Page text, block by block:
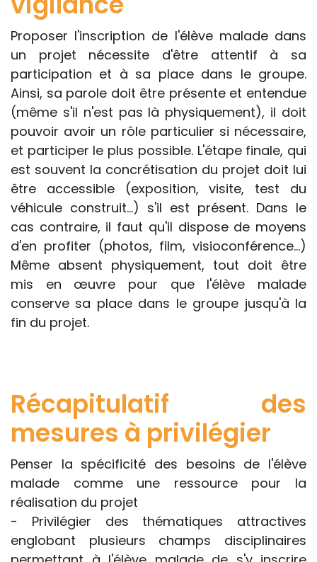
Proposer l'inscription de l'élève malade dans
un projet nécessite d'être attentif à sa
participation et à sa place dans le groupe.
Ainsi, sa parole doit être présente et entendue
(même s'il n'est pas là physiquement), il doit
pouvoir avoir un rôle particulier si nécessaire,
et participer le plus possible. L'étape finale, qui
est souvent la concrétisation du projet doit lui
être accessible (exposition, visite, test du
véhicule construit...) s'il est présent. Dans le
cas contraire, il faut qu'il dispose de moyens
d'en profiter (photos, film, visioconférence...)
Même absent physiquement, tout doit être
mis en œuvre pour que l'élève malade
conserve sa place dans le groupe jusqu'à la
fin du projet.
Récapitulatif des
mesures à privilégier
Penser la spécificité des besoins de l'élève
malade comme une ressource pour la
réalisation du projet
- Privilégier des thématiques attractives
englobant plusieurs champs disciplinaires